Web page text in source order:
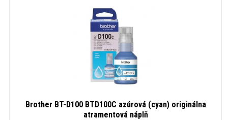
Brother BT-D100 BTD100C azúrová (cyan) originálna
atramentová náplň